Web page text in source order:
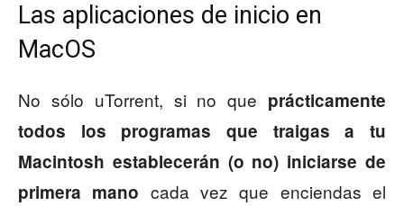
Las aplicaciones de inicio en
MacOS
No sólo uTorrent, si no que prácticamente
todos los programas que traigas a tu
Macintosh establecerán (o no) iniciarse de
primera mano cada vez que enciendas el